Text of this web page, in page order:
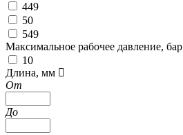
449
50
549
Максимальное рабочее давление, бар
10
Длина, мм
От
До